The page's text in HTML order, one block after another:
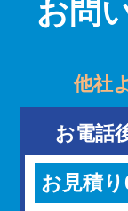
お問
他社
お電話
お見積り